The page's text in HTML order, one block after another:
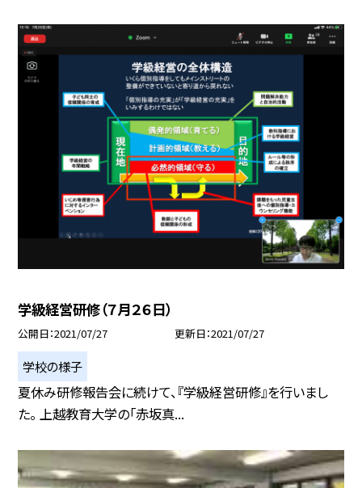
学級経営研修（７月２６日）
公開日 2021/07/27 更新日 2021/07/27
学校の様子
夏休み研修報告会に続けて、『学級経営研修』を行いまし
た。 上越教育大学の「赤坂真...